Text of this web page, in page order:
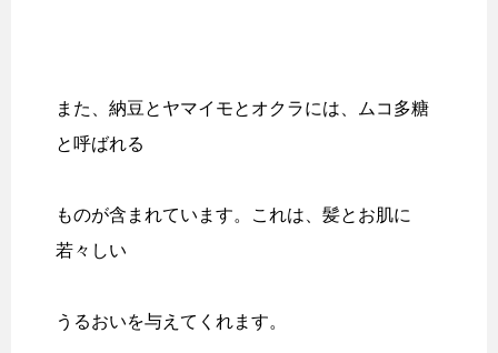
また、納豆とヤマイモとオクラには、ムコ多糖
と呼ばれる
ものが含まれています。これは、髪とお肌に
若々しい
うるおいを与えてくれます。